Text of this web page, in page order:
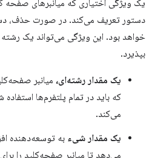
یک ویژگی اختیاری که میانبرهای صفحه
دستور تعریف می‌کند. در صورت حذف،
خواهد بود. این ویژگی می‌تواند یک
بپذیرد.
یک مقدار رشته‌ای، میانبر
که باید در تمام پلتفرم‌ها
می‌کند.
یک مقدار شیء به توسعه‌دهنده
می‌دهد تا میانبر صفحه‌کلید را